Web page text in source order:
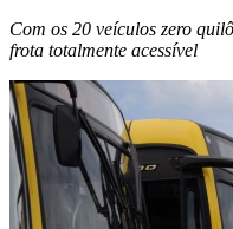
Com os 20 veículos zero
frota totalmente acessível